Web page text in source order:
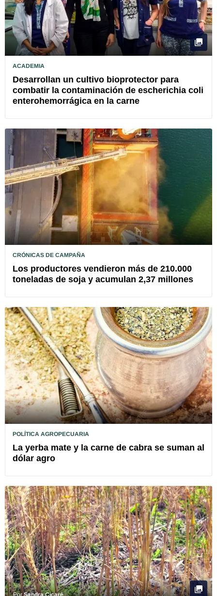
ACADEMIA
Desarrollan un cultivo bioprotector para
combatir la contaminación de escherichia coli
enterohemorrágica en la carne
CRÓNICAS DE CAMPAÑA
Los productores vendieron más de 210.000
toneladas de soja y acumulan 2,37 millones
POLÍTICA AGROPECUARIA
La yerba mate y la carne de cabra se suman al
dólar agro
Por Sandra Cicaré